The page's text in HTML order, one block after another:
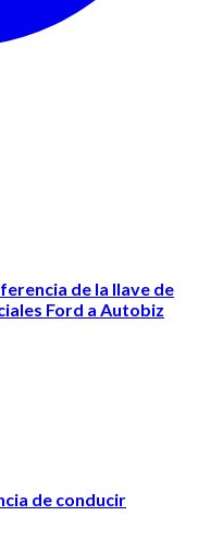
de la llave de
Ford a Autobiz
de conducir